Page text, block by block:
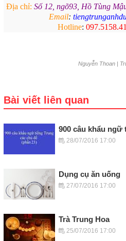
Địa chỉ: Số 12, ngõ93, Hồ Tùng
Email:
Hotline:
Nguyễn Thoan |
Bài viết liên quan
900 câu khẩu ngữ
28/07/2016 17:00
Dụng cụ ăn uống
27/07/2016 17:00
Trà Trung Hoa
25/07/2016 17:00